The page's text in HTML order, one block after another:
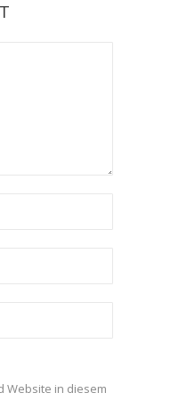
Website in diesem